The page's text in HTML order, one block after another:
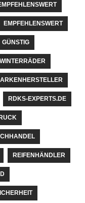
EMPFEHLENSWERT
GÜNSTIG
RDKS-EXPERTS.DE
REIFENHÄNDLER